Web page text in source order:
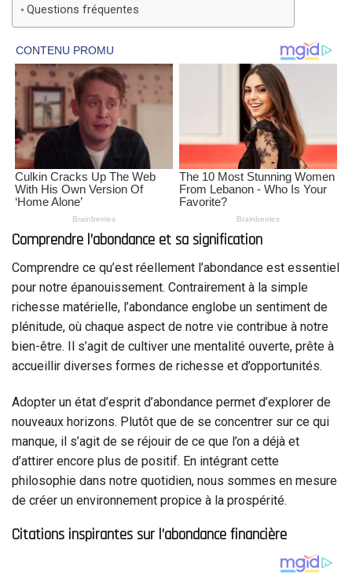
Questions fréquentes
Comprendre l’abondance et sa signification
Comprendre ce qu’est réellement l’abondance est essentiel
pour notre épanouissement. Contrairement à la simple
richesse matérielle, l’abondance englobe un sentiment de
plénitude, où chaque aspect de notre vie contribue à notre
bien-être. Il s’agit de cultiver une mentalité ouverte, prête à
accueillir diverses formes de richesse et d’opportunités.
Adopter un état d’esprit d’abondance permet d’explorer de
nouveaux horizons. Plutôt que de se concentrer sur ce qui
manque, il s’agit de se réjouir de ce que l’on a déjà et
d’attirer encore plus de positif. En intégrant cette
philosophie dans notre quotidien, nous sommes en mesure
de créer un environnement propice à la prospérité.
Citations inspirantes sur l’abondance financière